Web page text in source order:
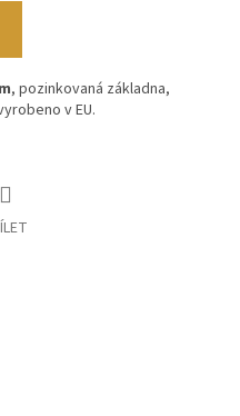
, pozinkovaná základna,
v EU.